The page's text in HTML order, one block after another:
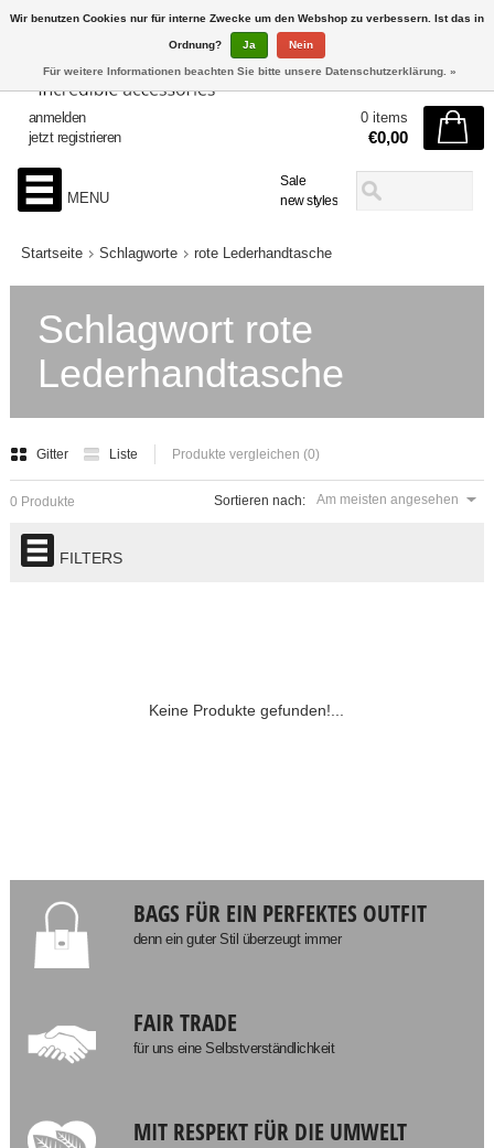
Sale
new styles
anmelden
jetzt registrieren
0 items
€0,00
MENU
Startseite Schlagworte rote Lederhandtasche
Schlagwort rote
Lederhandtasche
Gitter Liste Produkte vergleichen (0)
Sortieren nach: Am meisten angesehen
0 Produkte
FILTERS
Keine Produkte gefunden!...
BAGS FÜR EIN PERFEKTES OUTFIT
denn ein guter Stil überzeugt immer
FAIR TRADE
für uns eine Selbstverständlichkeit
MIT RESPEKT FÜR DIE UMWELT
Wir benutzen Cookies nur für interne Zwecke um den Webshop zu verbessern. Ist das in
Ordnung? Ja Nein
Für weitere Informationen beachten Sie bitte unsere Datenschutzerklärung. »